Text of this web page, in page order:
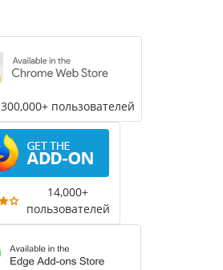
300,000+ пользователей
14,000+
пользователей